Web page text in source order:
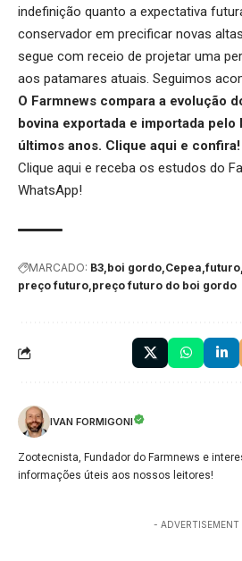
indefinição quanto a expectativa
conservador em precificar novas
segue com receio de projetar uma
aos patamares atuais. Seguimos
O Farmnews compara a evolução
bovina exportada e importada pelo
últimos anos. Clique aqui e confira!
Clique aqui e receba os estudos do
WhatsApp!
MARCADO: B3 boi gordo Cepea futuro
preço futuro preço futuro do boi gordo
IVAN FORMIGONI
Zootecnista, Fundador do Farmnews e
informações úteis aos nossos leitores!
- ADVERTISEMENT